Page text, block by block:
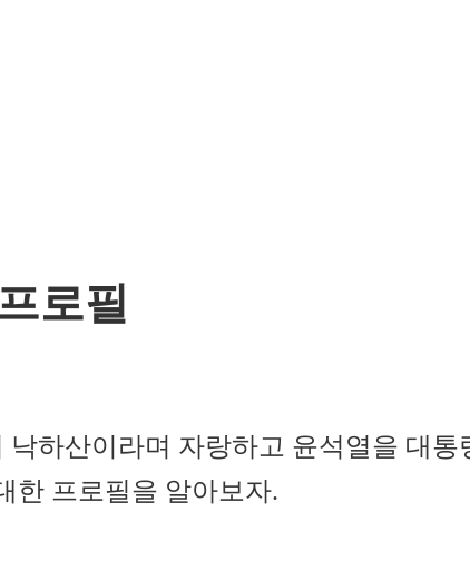
로필
하산이라며 자랑하고 윤석열을 대
한 프로필을 알아보자.